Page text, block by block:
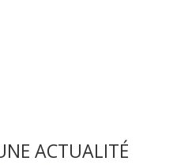
ACTUALITÉ